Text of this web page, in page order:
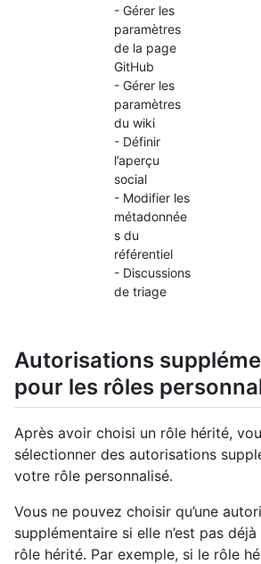
- Gérer les
paramètres
de la page
GitHub
- Gérer les
paramètres
du wiki
- Définir
l’aperçu
social
- Modifier les
métadonnée
s du
référentiel
- Discussions
de triage
Autorisations
pour les rôles
Après avoir choisi un rôle hérité,
sélectionner des autorisations
votre rôle personnalisé.
Vous ne pouvez choisir qu’une
supplémentaire si elle n’est pas
rôle hérité. Par exemple, si le rôle